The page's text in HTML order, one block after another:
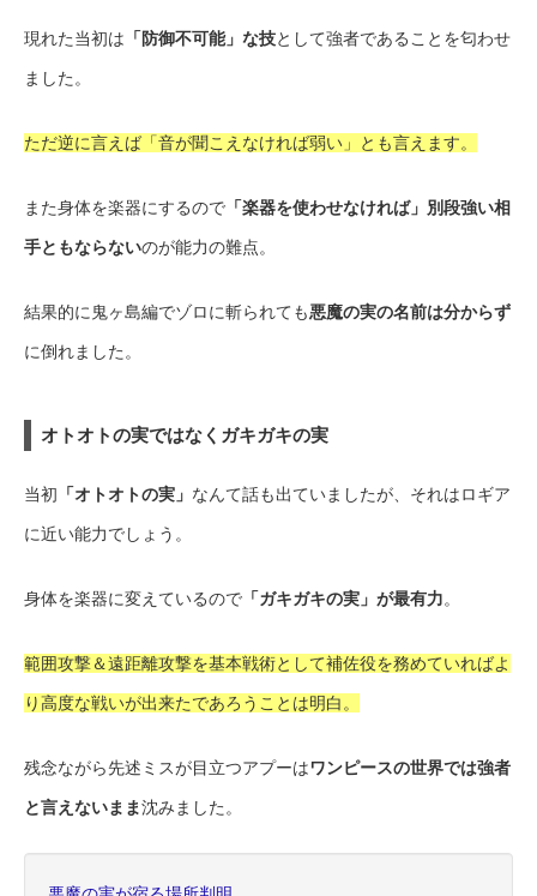
現れた当初は 「防御不可能」な技として強者であることを匂わせ
ました。
ただ逆に言えば「音が聞こえなければ弱い」とも言えます。
また身体を楽器にするので 「楽器を使わせなければ」別段強い相
手ともならないのが能力の難点。
結果的に鬼ヶ島編でゾロに斬られても悪魔の実の名前は分からず
に倒れました。
オトオトの実ではなくガキガキの実
当初 「オトオトの実」 なんて話も出ていましたが、それはロギア
に近い能力でしょう。
身体を楽器に変えているので 「ガキガキの実」が最有力。
範囲攻撃＆遠距離攻撃を基本戦術として補佐役を務めていればよ
り高度な戦いが出来たであろうことは明白。
残念ながら先述ミスが目立つアプーはワンピースの世界では強者
と言えないまま沈みました。